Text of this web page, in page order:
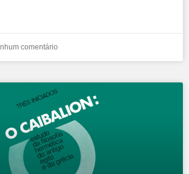
comentário